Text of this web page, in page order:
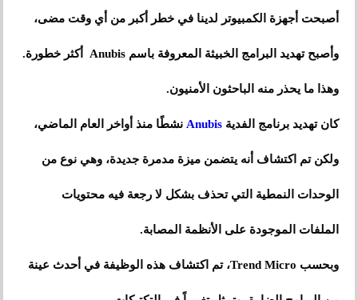
أصبحت أجهزة الكمبيوتر لدينا في خطر أكبر من أي وقت مضى،
وأصبح تهديد البرامج الخبيثة المعروفة باسم Anubis أكثر خطورة.
وهذا ما يحذر منه الباحثون الأمنيون.
كان تهديد برنامج الفديةAnubis نشطًا منذ أواخر العام الماضي،
ولكن تم اكتشاف أنه يتضمن ميزة مدمرة جديدة، وهي نوع من
الوحدات النمطية التي تحذف بشكل لا رجعة فيه محتويات
الملفات الموجودة على الأنظمة المصابة.
وبحسب Trend Micro، تم اكتشاف هذه الوظيفة في أحدث عينة